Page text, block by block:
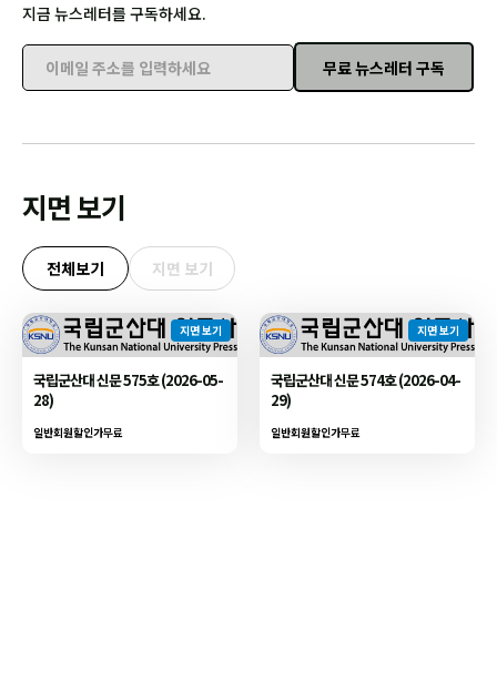
지금 뉴스레터를 구독하세요.
이메일 주소를 입력하세요
무료 뉴스레터 구독
지면 보기
전체보기 지면 보기
지면 보기
국립군산대 신문 575호 (2026-05-
28)
일반회원할인가무료
지면 보기
국립군산대 신문 574호 (2026-04-
29)
일반회원할인가무료